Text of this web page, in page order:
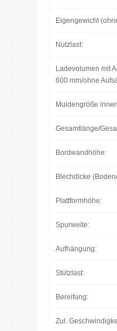
Eigengewicht
Nutzlast:
Ladevolumen mit
600 mm/ohne
Muldengröße
Gesamtlänge/
Bordwandhöhe:
Blechdicke
Plattformhöhe:
Spurweite:
Aufhängung:
Stützlast:
Bereifung:
Zul.